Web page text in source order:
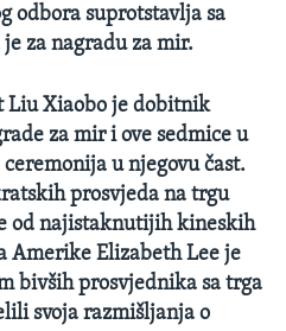
odbora suprotstavlja sa
za nagradu za mir.
Liu Xiaobo je dobitnik
za mir i ove sedmice u
u njegovu čast.
prosvjeda na trgu
od najistaknutijih kineskih
Amerike Elizabeth Lee je
bivših prosvjednika sa trga
svoja razmišljanja o